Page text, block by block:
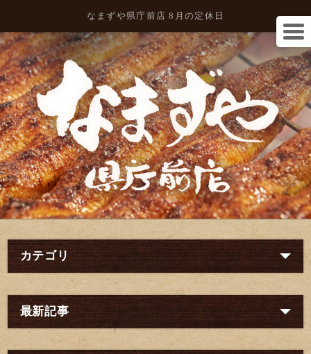
なまずや県庁前店 8月の定休日
カテゴリ
最新記事